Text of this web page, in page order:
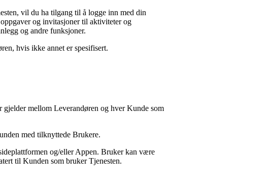
vil du ha tilgang til å logge inn med din
og invitasjoner til aktiviteter og
og andre funksjoner.
hvis ikke annet er spesifisert.
mellom Leverandøren og hver Kunde som
med tilknyttede Brukere.
og/eller Appen. Bruker kan være
til Kunden som bruker Tjenesten.